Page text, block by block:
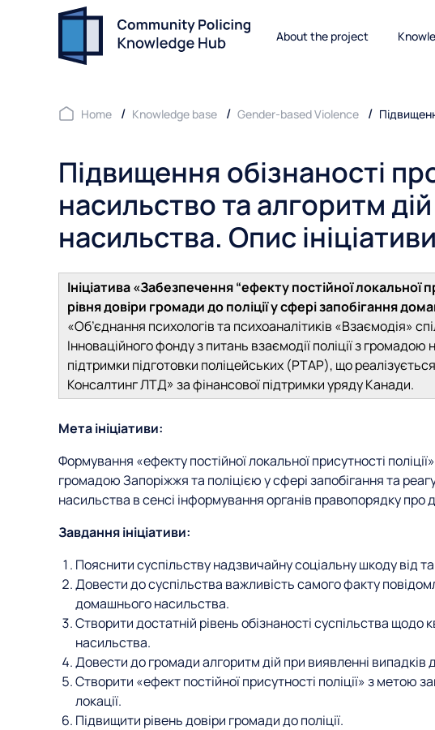
About the project
Home Knowledge base Gender-based Violence
Підвищення обізнаності
насильство та алгоритм
насильства. Опис ініціативи
Ініціатива «Забезпечення “ефекту постійної локальної
рівня довіри громади до поліції у сфері запобігання
«Об’єднання психологів та психоаналітиків «Взаємодія»
Інноваційного фонду з питань взаємодії поліції з
підтримки підготовки поліцейських (PTAP), що
Консалтинг ЛТД» за фінансової підтримки уряду Канади.
Мета ініціативи:
Формування «ефекту постійної локальної присутності
громадою Запоріжжя та поліцією у сфері запобігання та
насильства в сенсі інформування органів правопорядку
Завдання ініціативи:
Пояснити суспільству надзвичайну соціальну шкоду від
Довести до суспільства важливість самого факту
домашнього насильства.
Створити достатній рівень обізнаності суспільства щодо
насильства.
Довести до громади алгоритм дій при виявленні
Створити «ефект постійної присутності поліції» з метою
локації.
Підвищити рівень довіри громади до поліції.